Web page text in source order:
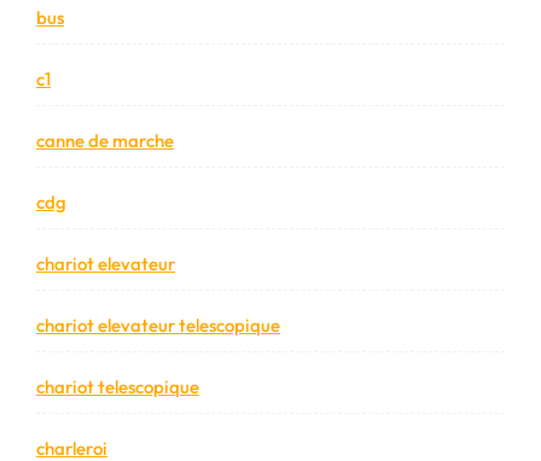
bus
c1
canne de marche
cdg
chariot elevateur
chariot elevateur telescopique
chariot telescopique
charleroi